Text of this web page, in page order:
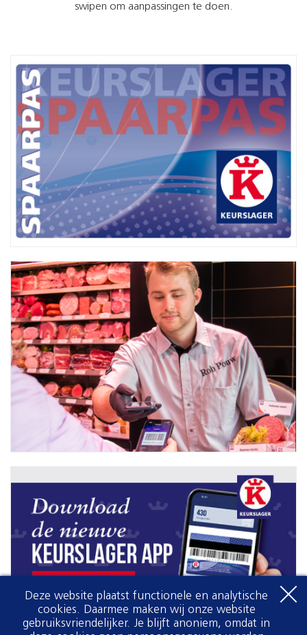
swipen om aanpassingen te doen.
Deze website plaatst functionele en analytische
cookies. Daarmee maken wij onze website
gebruiksvriendelijker. Je blijft anoniem, omdat in